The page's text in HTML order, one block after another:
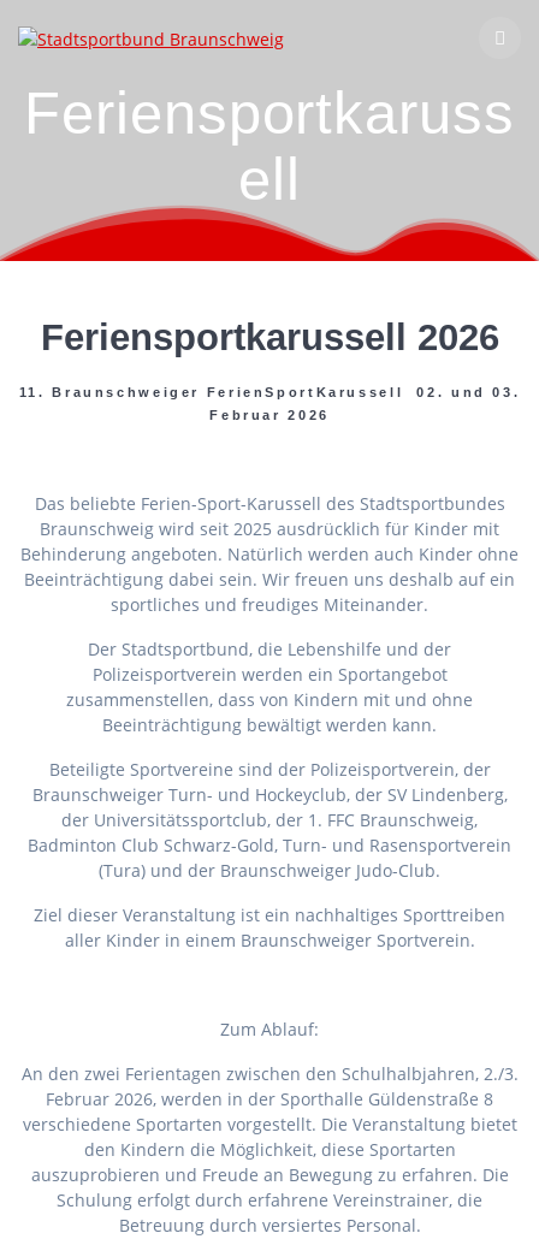
Inhalt
Feriensportkaruss
ell
Feriensportkarussell 2026
11. Braunschweiger FerienSportKarussell 02. und 03.
Februar 2026
Das beliebte Ferien-Sport-Karussell des Stadtsportbundes
Braunschweig wird seit 2025 ausdrücklich für Kinder mit
Behinderung angeboten. Natürlich werden auch Kinder ohne
Beeinträchtigung dabei sein. Wir freuen uns deshalb auf ein
sportliches und freudiges Miteinander.
Der Stadtsportbund, die Lebenshilfe und der
Polizeisportverein werden ein Sportangebot
zusammenstellen, dass von Kindern mit und ohne
Beeinträchtigung bewältigt werden kann.
Beteiligte Sportvereine sind der Polizeisportverein, der
Braunschweiger Turn- und Hockeyclub, der SV Lindenberg,
der Universitätssportclub, der 1. FFC Braunschweig,
Badminton Club Schwarz-Gold, Turn- und Rasensportverein
(Tura) und der Braunschweiger Judo-Club.
Ziel dieser Veranstaltung ist ein nachhaltiges Sporttreiben
aller Kinder in einem Braunschweiger Sportverein.
Zum Ablauf:
An den zwei Ferientagen zwischen den Schulhalbjahren, 2./3.
Februar 2026, werden in der Sporthalle Güldenstraße 8
verschiedene Sportarten vorgestellt. Die Veranstaltung bietet
den Kindern die Möglichkeit, diese Sportarten
auszuprobieren und Freude an Bewegung zu erfahren. Die
Schulung erfolgt durch erfahrene Vereinstrainer, die
Betreuung durch versiertes Personal.